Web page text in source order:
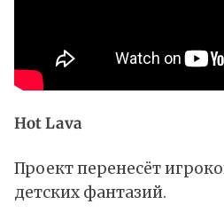
Hot Lava
Проект перенесёт
детских фантазий.